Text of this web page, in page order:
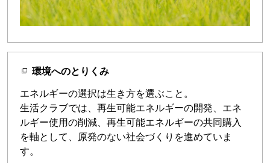
環境へのとりくみ
エネルギーの選択は生き方を選ぶこと。
生活クラブでは、再生可能エネルギーの開発、エネ
ルギー使用の削減、再生可能エネルギーの共同購入
を軸として、原発のない社会づくりを進めていま
す。